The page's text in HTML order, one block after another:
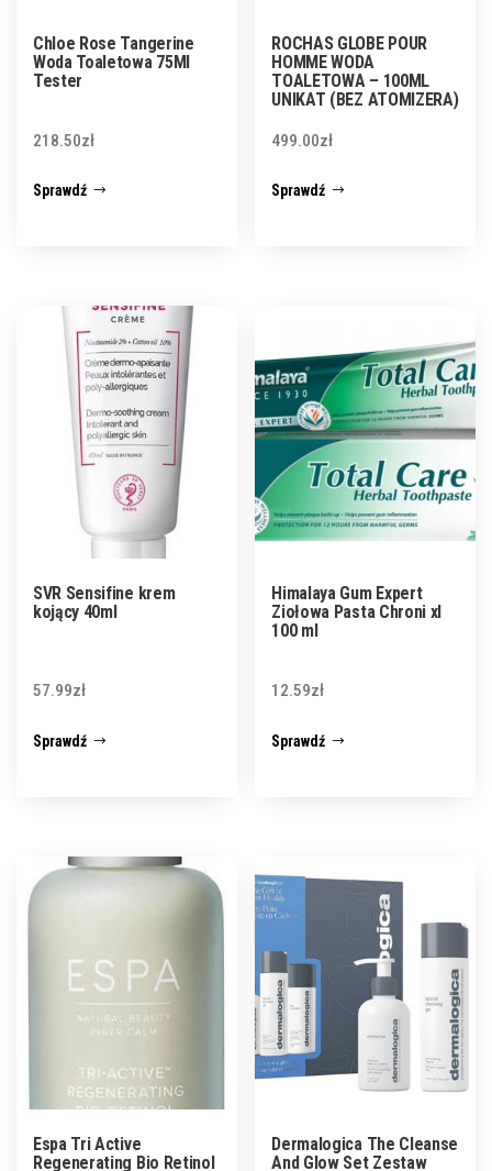
Chloe Rose Tangerine
Woda Toaletowa 75Ml
Tester
218.50zł
Sprawdź
ROCHAS GLOBE POUR
HOMME WODA
TOALETOWA – 100ML
UNIKAT (BEZ ATOMIZERA)
499.00zł
Sprawdź
SVR Sensifine krem
kojący 40ml
57.99zł
Sprawdź
Himalaya Gum Expert
Ziołowa Pasta Chroni xl
100 ml
12.59zł
Sprawdź
Espa Tri Active
Regenerating Bio Retinol
Dermalogica The Cleanse
And Glow Set Zestaw